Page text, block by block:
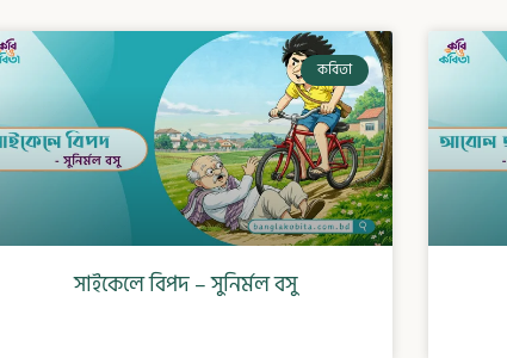
কবিতা
সাইকেলে বিপদ – সুনির্মল বসু